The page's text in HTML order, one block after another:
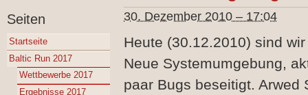
Seiten
Startseite
Baltic Run 2017
Wettbewerbe 2017
Ergebnisse 2017
30. Dezember 2010 – 17:04
Heute (30.12.2010) sind
Neue Systemumgebung,
paar Bugs beseitigt. Arwed